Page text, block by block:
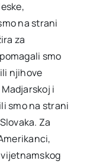
na strani
za
smo
njihove
i
smo na strani
Za